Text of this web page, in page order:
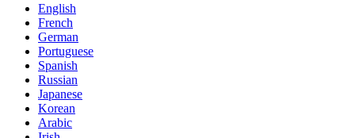
English
French
German
Portuguese
Spanish
Russian
Japanese
Korean
Arabic